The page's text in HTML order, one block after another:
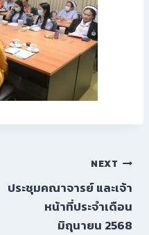
NEXT
ประชุมคณาจารย์ และเจ้า
หน้าที่ประจำเดือน
มิถุนายน 2568